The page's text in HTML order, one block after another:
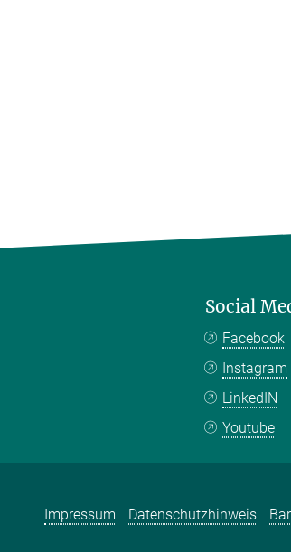
Social
Facebook
Instagram
LinkedIN
Youtube
Impressum Datenschutzhinweis